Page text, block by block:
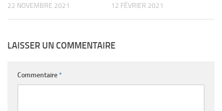
22 NOVEMBRE 2021 12 FÉVRIER 2021
LAISSER UN COMMENTAIRE
Commentaire*